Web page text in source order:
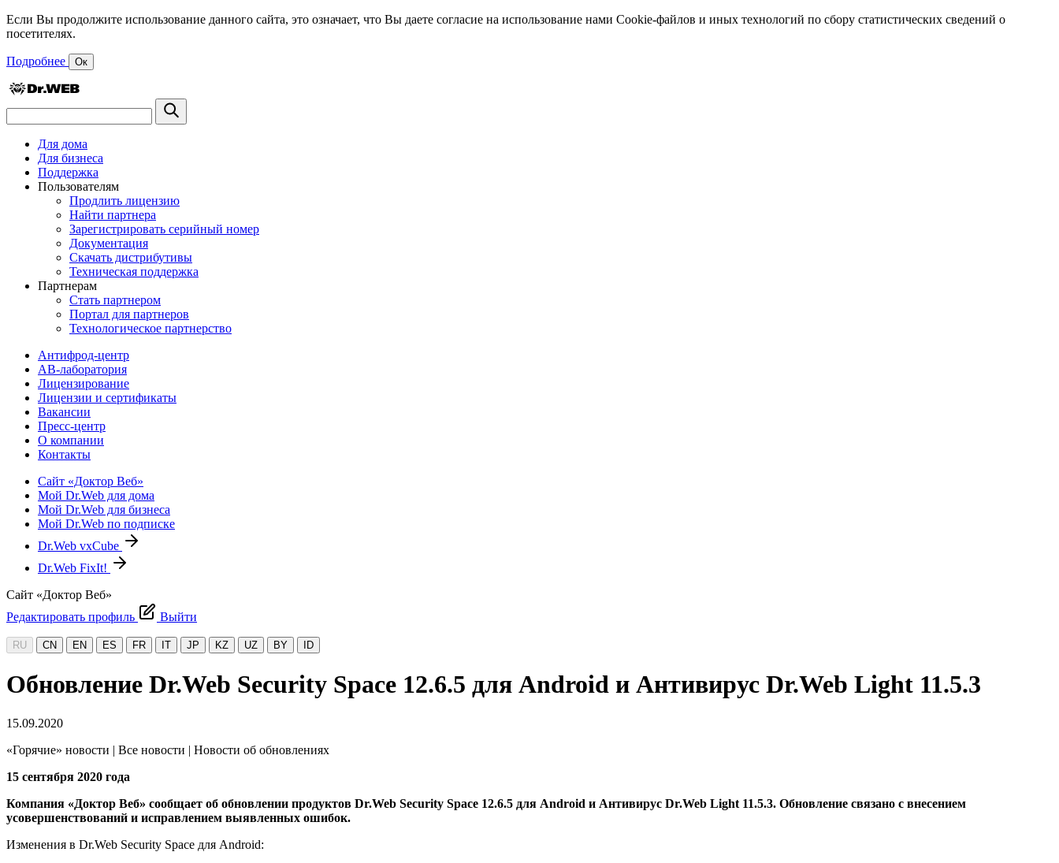
Если Вы продолжите использование данного сайта, это означает, что Вы даете согласие на использование нами Cookie-файлов и иных технологий по сбору статистических сведений о
посетителях.
Подробнее Ок
Для дома
Для бизнеса
Поддержка
Пользователям
Продлить лицензию
Найти партнера
Зарегистрировать серийный номер
Документация
Скачать дистрибутивы
Техническая поддержка
Партнерам
Стать партнером
Портал для партнеров
Технологическое партнерство
Антифрод-центр
АВ-лаборатория
Лицензирование
Лицензии и сертификаты
Вакансии
Пресс-центр
О компании
Контакты
Сайт «Доктор Веб»
Мой Dr.Web для дома
Мой Dr.Web для бизнеса
Мой Dr.Web по подписке
Dr.Web vxCube
Dr.Web FixIt!
Сайт «Доктор Веб»
Редактировать профиль
Выйти
RU CN EN ES FR IT JP KZ UZ BY ID
Обновление Dr.Web Security Space 12.6.5 для Android и Антивирус Dr.Web Light 11.5.3
15.09.2020
«Горячие» новости | Все новости | Новости об обновлениях
15 сентября 2020 года
Компания «Доктор Веб» сообщает об обновлении продуктов Dr.Web Security Space 12.6.5 для Android и Антивирус Dr.Web Light 11.5.3. Обновление связано с внесением
усовершенствований и исправлением выявленных ошибок.
Изменения в Dr.Web Security Space для Android: